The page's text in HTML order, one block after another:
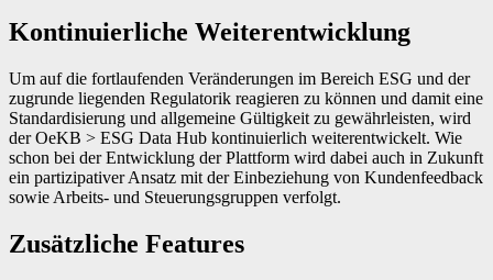
Kontinuierliche Weiterentwicklung
Um auf die fortlaufenden Veränderungen im Bereich ESG und der
zugrunde liegenden Regulatorik reagieren zu können und damit eine
Standardisierung und allgemeine Gültigkeit zu gewährleisten, wird
der OeKB > ESG Data Hub kontinuierlich ­weiterentwickelt. Wie
schon bei der Entwicklung der Plattform wird dabei auch in Zukunft
ein partizipativer Ansatz mit der Einbeziehung von Kundenfeedback
sowie Arbeits- und Steuerungsgruppen verfolgt.
Zusätzliche Features